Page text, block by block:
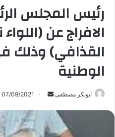
رئيس المجلس
الافراج عن
القذافي) وذلك
الوطنية
ابوبكر مصطفى
ل
07/09/2021